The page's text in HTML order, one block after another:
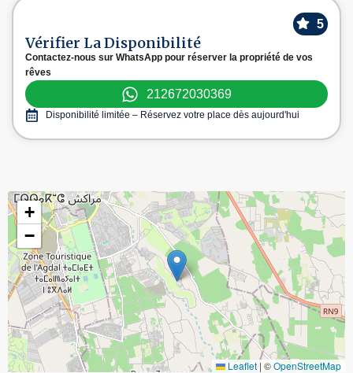
5
Vérifier La Disponibilité
Contactez-nous sur WhatsApp pour réserver la propriété de vos
rêves
212672030369
Disponibilité limitée – Réservez votre place dès aujourd'hui
+
−
Leaflet | ©OpenStreetMap